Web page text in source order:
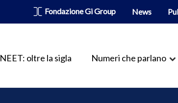
Fondazione Gi Group News
NEET: oltre la sigla Numeri che parlano